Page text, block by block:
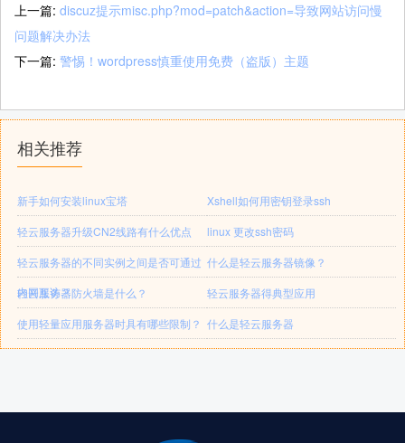
上一篇: discuz提示misc.php?mod=patch&action=导致网站访问慢
问题解决办法
下一篇: 警惕！wordpress慎重使用免费（盗版）主题
相关推荐
新手如何安装linux宝塔
Xshell如何用密钥登录ssh
轻云服务器升级CN2线路有什么优点
linux 更改ssh密码
轻云服务器的不同实例之间是否可通过
内网互访？
什么是轻云服务器镜像？
轻云服务器防火墙是什么？
轻云服务器得典型应用
使用轻量应用服务器时具有哪些限制？ 什么是轻云服务器